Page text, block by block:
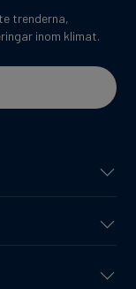
trenderna,
inom klimat.